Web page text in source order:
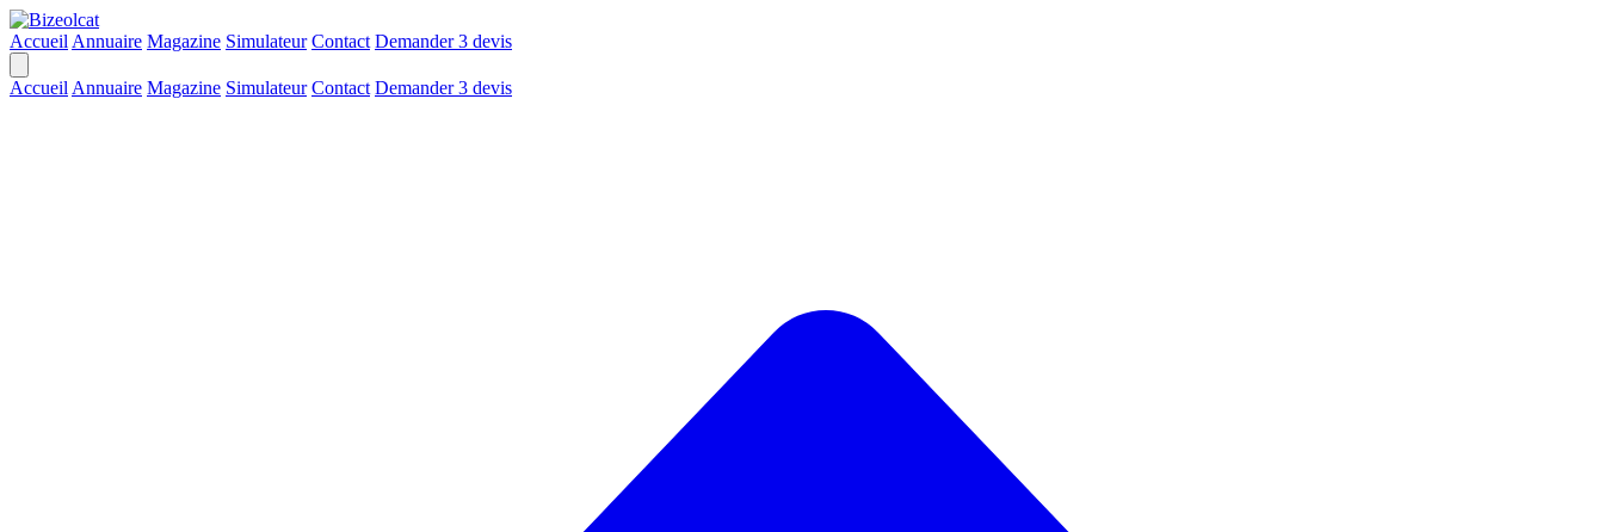
Accueil Annuaire Magazine Simulateur Contact Demander 3 devis
Accueil Annuaire Magazine Simulateur Contact Demander 3 devis